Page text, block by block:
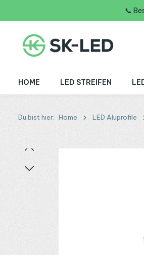
📞
HOME LED STREIFEN
Du bist hier: Home LED Aluprofile
Bildergalerie überspringen